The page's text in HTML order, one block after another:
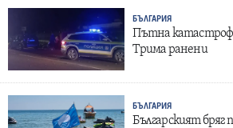
БЪЛГАРИЯ
Пътна
Трима ранени
БЪЛГАРИЯ
Българският бряг